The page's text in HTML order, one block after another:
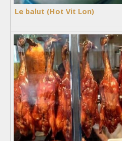
Le balut (Hot Vit Lon)